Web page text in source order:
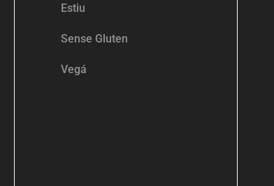
Estiu
Sense Gluten
Vegá